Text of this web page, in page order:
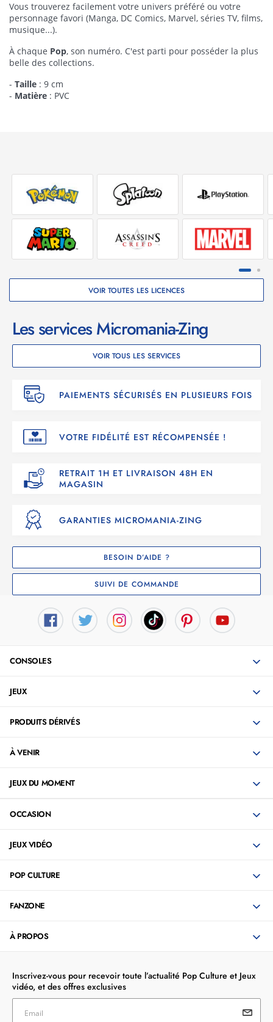
Vous trouverez facilement votre univers préféré ou votre
personnage favori (Manga, DC Comics, Marvel, séries TV, films,
musique...).
À chaque Pop, son numéro. C'est parti pour posséder la plus
belle des collections.
- Taille : 9 cm
- Matière : PVC
VOIR TOUTES LES LICENCES
Les services Micromania-Zing
VOIR TOUS LES SERVICES
PAIEMENTS SÉCURISÉS EN PLUSIEURS FOIS
VOTRE FIDÉLITÉ EST RÉCOMPENSÉE !
RETRAIT 1H ET LIVRAISON 48H EN
MAGASIN
GARANTIES MICROMANIA-ZING
BESOIN D’AIDE ?
SUIVI DE COMMANDE
CONSOLES
JEUX
PRODUITS DÉRIVÉS
À VENIR
JEUX DU MOMENT
OCCASION
JEUX VIDÉO
POP CULTURE
FANZONE
À PROPOS
Inscrivez-vous pour recevoir toute l’actualité Pop Culture et Jeux
vidéo, et des offres exclusives
Email